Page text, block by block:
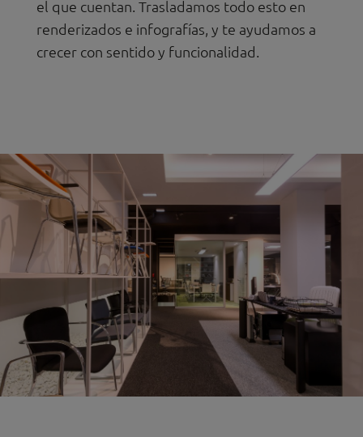
el que cuentan. Trasladamos todo esto en
renderizados e infografías, y te ayudamos a
crecer con sentido y funcionalidad.